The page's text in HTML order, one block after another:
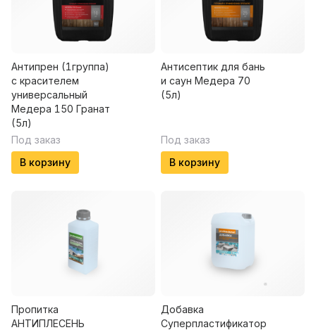
Антипрен (1группа)
с красителем
универсальный
Медера 150 Гранат
(5л)
Под заказ
В корзину
Антисептик для бань
и саун Медера 70
(5л)
Под заказ
В корзину
Пропитка
АНТИПЛЕСЕНЬ
Добавка
Суперпластификатор